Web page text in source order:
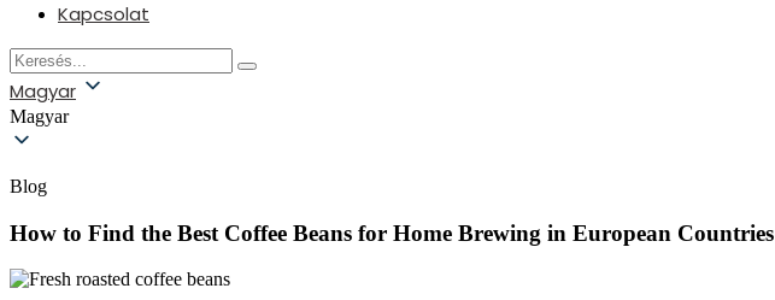
Kapcsolat
Magyar
Magyar
Blog
How to Find the Best Coffee Beans for Home Brewing in European Countries